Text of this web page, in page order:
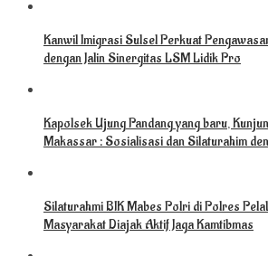
Kanwil Imigrasi Sulsel Perkuat
dengan Jalin Sinergitas LSM Lidik Pro
Kapolsek Ujung Pandang yang baru,
Makassar : Sosialisasi dan Silaturahim
Silaturahmi BIK Mabes Polri di Polres
Masyarakat Diajak Aktif Jaga Kamtibmas